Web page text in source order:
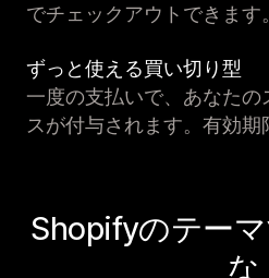
でチェックアウトできます。
ずっと使える買い切り型
一度の支払いで、あなた
スが付与されます。有効期
Shopifyのテー
な